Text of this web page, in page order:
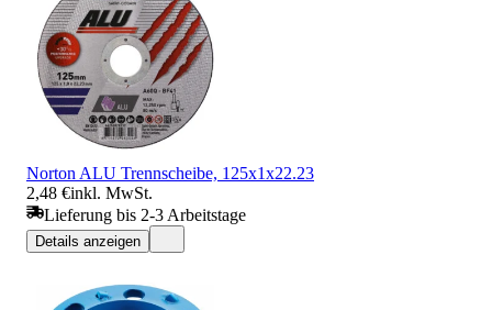
Norton ALU Trennscheibe, 125x1x22.23
2,48 €inkl. MwSt.
Lieferung bis 2-3 Arbeitstage
Details anzeigen